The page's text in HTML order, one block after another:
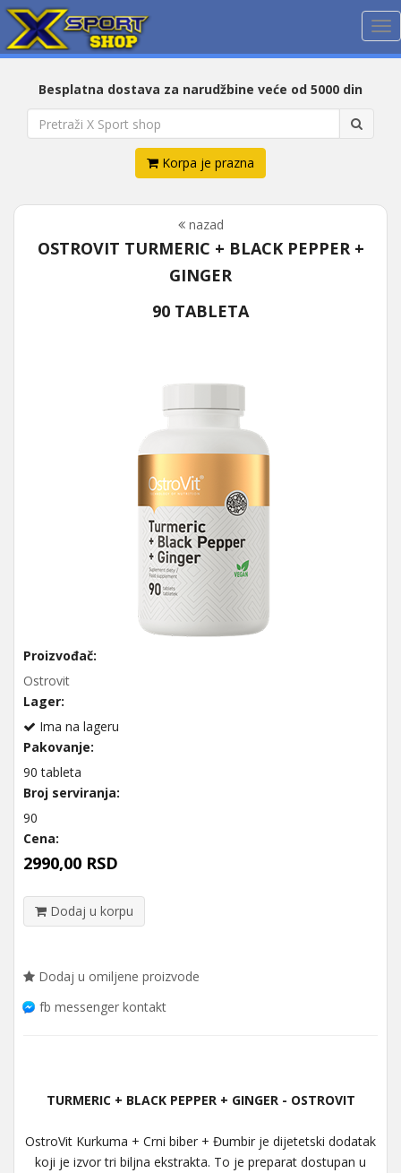
Besplatna dostava za narudžbine veće od 5000 din
Korpa je prazna
nazad
OSTROVIT TURMERIC + BLACK PEPPER +
GINGER
90 TABLETA
Proizvođač:
Ostrovit
Lager:
Ima na lageru
Pakovanje:
90 tableta
Broj serviranja:
90
Cena:
2990,00 RSD
Dodaj u korpu
Dodaj u omiljene proizvode
fb messenger kontakt
TURMERIC + BLACK PEPPER + GINGER - OSTROVIT
OstroVit Kurkuma + Crni biber + Đumbir je dijetetski dodatak
koji je izvor tri biljna ekstrakta. To je preparat dostupan u